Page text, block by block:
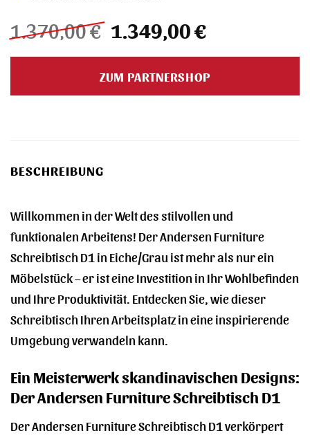
1.370,00€ Ursprünglicher
war:
1.370,00 €
1.349,00€Aktueller
ist:
1.349,00 €.
ZUM PARTNERSHOP
BESCHREIBUNG
Willkommen in der Welt des stilvollen und
funktionalen Arbeitens! Der Andersen Furniture
Schreibtisch D1 in Eiche/Grau ist mehr als nur ein
Möbelstück – er ist eine Investition in Ihr Wohlbefinden
und Ihre Produktivität. Entdecken Sie, wie dieser
Schreibtisch Ihren Arbeitsplatz in eine inspirierende
Umgebung verwandeln kann.
Ein Meisterwerk skandinavischen Designs:
Der Andersen Furniture Schreibtisch D1
Der Andersen Furniture Schreibtisch D1 verkörpert